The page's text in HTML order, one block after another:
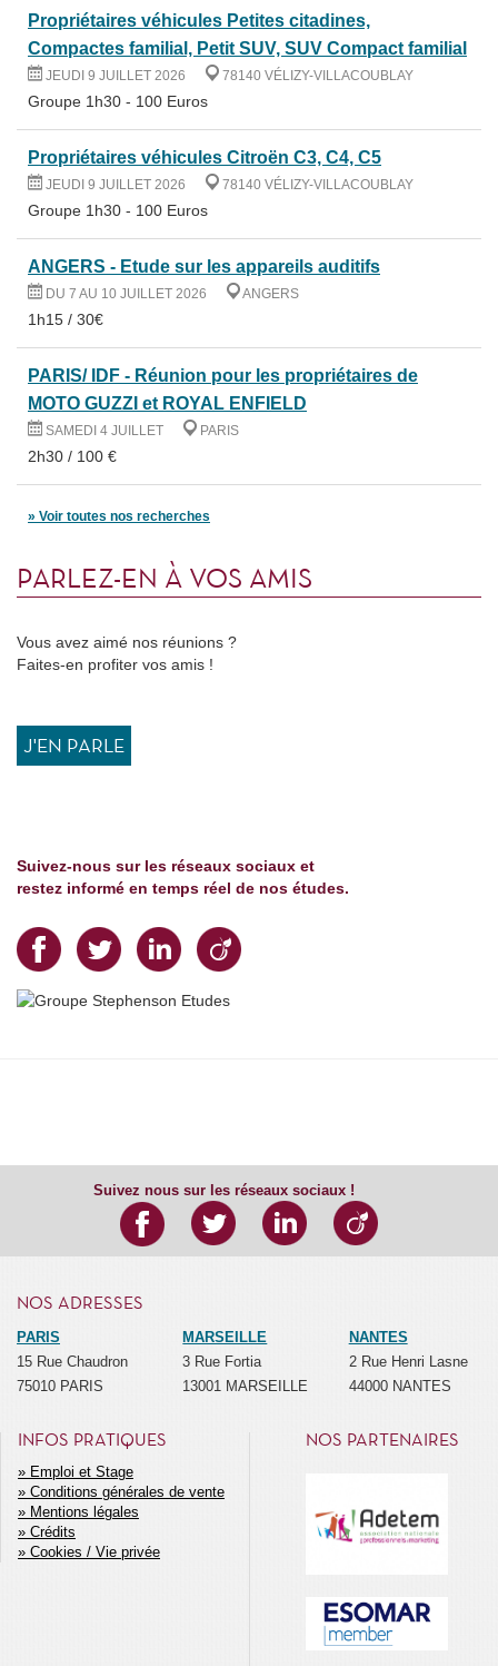
Propriétaires véhicules Petites citadines,
Compactes familial, Petit SUV, SUV Compact familial
JEUDI 9 JUILLET 2026 78140 VÉLIZY-VILLACOUBLAY
Groupe 1h30 - 100 Euros
Propriétaires véhicules Citroën C3, C4, C5
JEUDI 9 JUILLET 2026 78140 VÉLIZY-VILLACOUBLAY
Groupe 1h30 - 100 Euros
ANGERS - Etude sur les appareils auditifs
DU 7 AU 10 JUILLET 2026 ANGERS
1h15 / 30€
PARIS/ IDF - Réunion pour les propriétaires de
MOTO GUZZI et ROYAL ENFIELD
SAMEDI 4 JUILLET PARIS
2h30 / 100 €
Voir toutes nos recherches
PARLEZ-EN À VOS AMIS
Vous avez aimé nos réunions ?
Faites-en profiter vos amis !
J'EN PARLE
Suivez-nous sur les réseaux sociaux et
restez informé en temps réel de nos études.
Suivez nous sur les réseaux sociaux !
NOS ADRESSES
PARIS
15 Rue Chaudron
75010 PARIS
MARSEILLE
3 Rue Fortia
13001 MARSEILLE
NANTES
2 Rue Henri Lasne
44000 NANTES
INFOS PRATIQUES
MENU
SECONDAIRE
Emploi et Stage
Conditions générales de vente
Mentions légales
Crédits
Cookies / Vie privée
NOS PARTENAIRES